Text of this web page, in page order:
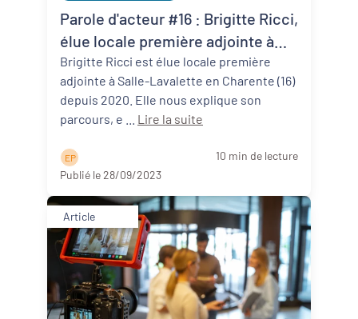
Parole d'acteur #16 : Brigitte Ricci,
élue locale première adjointe à
Salles-Lavalette (16)
Brigitte Ricci est élue locale première
adjointe à Salle-Lavalette en Charente (16)
depuis 2020. Elle nous explique son
Lire la suite
E P
10 min de lecture
Publié le 28/09/2023
Article